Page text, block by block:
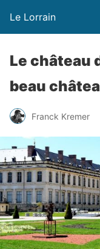
Le Lorrain
Le château
beau
Franck Kremer